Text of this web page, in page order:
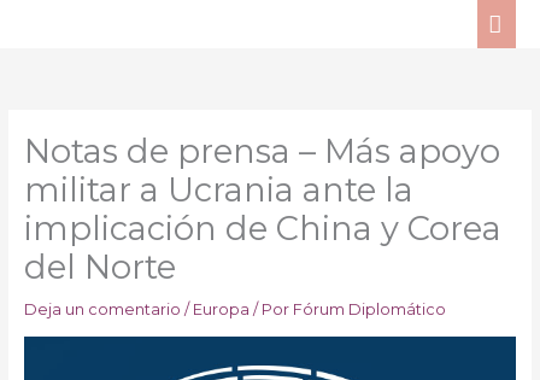
Notas de prensa – Más apoyo
militar a Ucrania ante la
implicación de China y Corea
del Norte
Deja un comentario / Europa / Por Fórum Diplomático